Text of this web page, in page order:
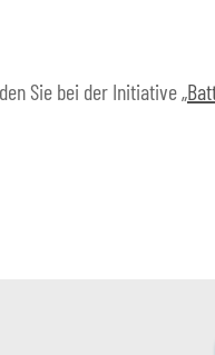
Sie bei der Initiative „